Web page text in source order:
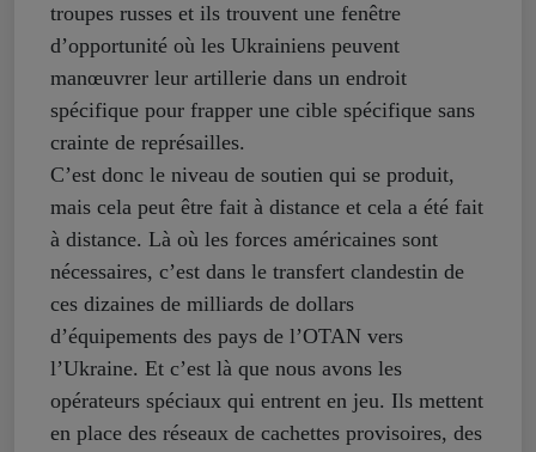
troupes russes et ils trouvent une fenêtre
d’opportunité où les Ukrainiens peuvent
manœuvrer leur artillerie dans un endroit
spécifique pour frapper une cible spécifique sans
crainte de représailles.
C’est donc le niveau de soutien qui se produit,
mais cela peut être fait à distance et cela a été fait
à distance. Là où les forces américaines sont
nécessaires, c’est dans le transfert clandestin de
ces dizaines de milliards de dollars
d’équipements des pays de l’OTAN vers
l’Ukraine. Et c’est là que nous avons les
opérateurs spéciaux qui entrent en jeu. Ils mettent
en place des réseaux de cachettes provisoires, des